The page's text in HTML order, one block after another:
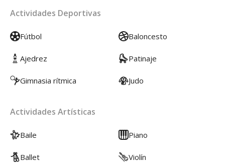
Actividades Deportivas
Fútbol Baloncesto
Ajedrez Patinaje
Gimnasia rítmica Judo
Actividades Artísticas
Baile Piano
Ballet Violín